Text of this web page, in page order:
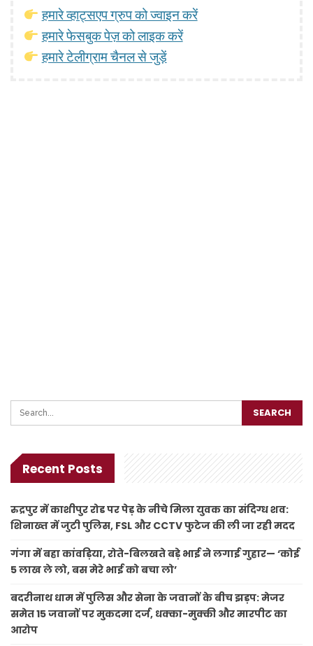
हमारे व्हाट्सएप ग्रुप को ज्वाइन करें
हमारे फेसबुक पेज़ को लाइक करें
हमारे टेलीग्राम चैनल से जुड़ें
Recent Posts
रुद्रपुर में काशीपुर रोड पर पेड़ के नीचे मिला युवक का संदिग्ध शव:
शिनाख्त में जुटी पुलिस, FSL और CCTV फुटेज की ली जा रही मदद
गंगा में बहा कांवड़िया, रोते-बिलखते बड़े भाई ने लगाई गुहार— ‘कोई
5 लाख ले लो, बस मेरे भाई को बचा लो’
बदरीनाथ धाम में पुलिस और सेना के जवानों के बीच झड़प: मेजर
समेत 15 जवानों पर मुकदमा दर्ज, धक्का-मुक्की और मारपीट का
आरोप